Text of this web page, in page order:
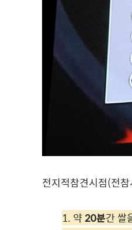
전지적참견시점(전
1. 약20분간 쌀